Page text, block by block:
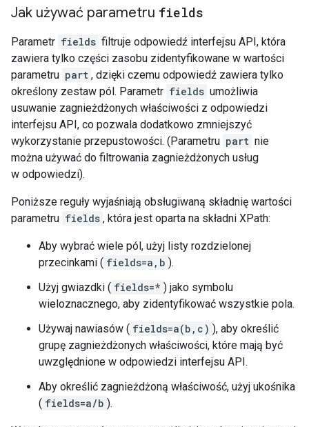
Jak używać parametru fields
Parametr fields filtruje odpowiedź interfejsu API, która
zawiera tylko części zasobu zidentyfikowane w wartości
parametru part , dzięki czemu odpowiedź zawiera tylko
określony zestaw pól. Parametr fields umożliwia
usuwanie zagnieżdżonych właściwości z odpowiedzi
interfejsu API, co pozwala dodatkowo zmniejszyć
wykorzystanie przepustowości. (Parametru part nie
można używać do filtrowania zagnieżdżonych usług
w odpowiedzi).
Poniższe reguły wyjaśniają obsługiwaną składnię wartości
parametru fields , która jest oparta na składni XPath:
Aby wybrać wiele pól, użyj listy rozdzielonej
przecinkami ( fields=a,b ).
Użyj gwiazdki ( fields=* ) jako symbolu
wieloznacznego, aby zidentyfikować wszystkie pola.
Używaj nawiasów ( fields=a(b,c) ), aby określić
grupę zagnieżdżonych właściwości, które mają być
uwzględnione w odpowiedzi interfejsu API.
Aby określić zagnieżdżoną właściwość, użyj ukośnika
( fields=a/b ).